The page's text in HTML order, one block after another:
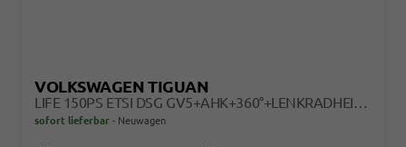
VOLKSWAGEN TIGUAN
LIFE 150PS ETSI DSG GV5+AHK+360°+LENKRADHEIZ+IQ.DRIVE+ACC+APP+EHECK+LED
sofort lieferbar Neuwagen